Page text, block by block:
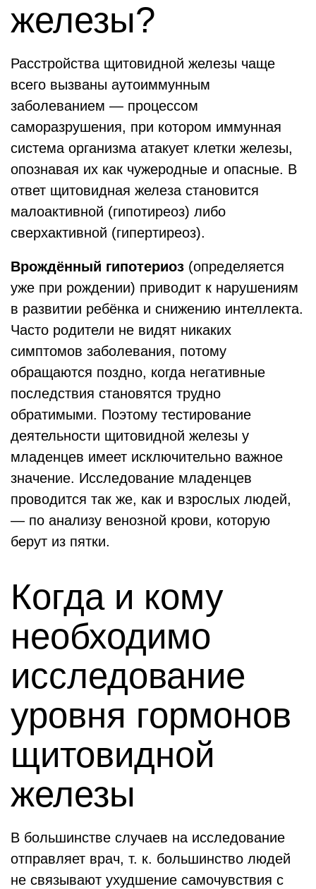
железы?
Расстройства щитовидной железы чаще
всего вызваны аутоиммунным
заболеванием — процессом
саморазрушения, при котором иммунная
система организма атакует клетки железы,
опознавая их как чужеродные и опасные. В
ответ щитовидная железа становится
малоактивной (гипотиреоз) либо
сверхактивной (гипертиреоз).
Врождённый гипотериоз (определяется
уже при рождении) приводит к нарушениям
в развитии ребёнка и снижению интеллекта.
Часто родители не видят никаких
симптомов заболевания, потому
обращаются поздно, когда негативные
последствия становятся трудно
обратимыми. Поэтому тестирование
деятельности щитовидной железы у
младенцев имеет исключительно важное
значение. Исследование младенцев
проводится так же, как и взрослых людей,
— по анализу венозной крови, которую
берут из пятки.
Когда и кому
необходимо
исследование
уровня гормонов
щитовидной
железы
В большинстве случаев на исследование
отправляет врач, т. к. большинство людей
не связывают ухудшение самочувствия с